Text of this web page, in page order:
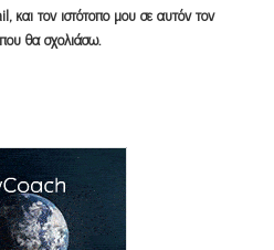
τον ιστότοπο μου σε αυτόν τον
θα σχολιάσω.